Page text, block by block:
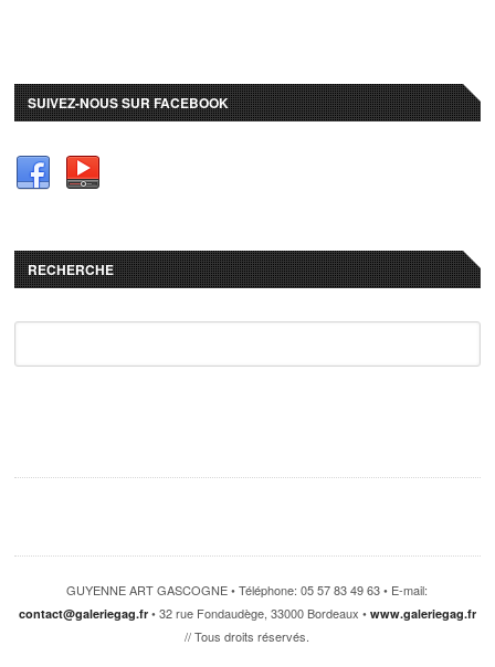
SUIVEZ-NOUS SUR FACEBOOK
RECHERCHE
GUYENNE ART GASCOGNE • Téléphone: 05 57 83 49 63 • E-mail:
contact@galeriegag.fr• 32 rue Fondaudège, 33000 Bordeaux • www.galeriegag.fr
// Tous droits réservés.